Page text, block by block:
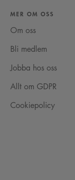
MER OM OSS
Om oss
Bli medlem
Jobba hos oss
Allt om GDPR
Cookiepolicy